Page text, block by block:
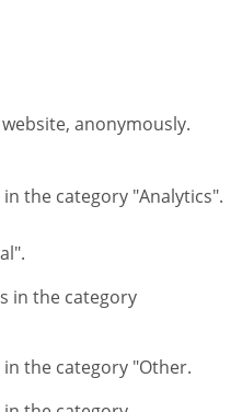
anonymously.
the category "Analytics".
in the category
the category "Other.